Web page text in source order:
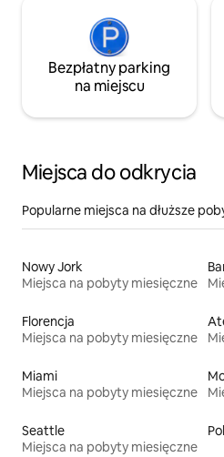
Bezpłatny parking
na miejscu
Miejsca do odkrycia
Popularne miejsca na dłuższe
Nowy Jork
Miejsca na pobyty miesięczne
Florencja
Miejsca na pobyty miesięczne
Miami
Miejsca na pobyty miesięczne
Seattle
Miejsca na pobyty miesięczne